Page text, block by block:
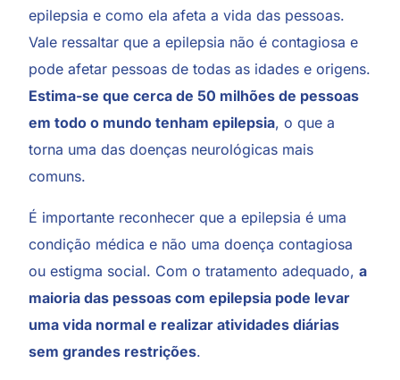
epilepsia e como ela afeta a vida das pessoas.
Vale ressaltar que a epilepsia não é contagiosa e
pode afetar pessoas de todas as idades e origens.
Estima-se que cerca de 50 milhões de pessoas
em todo o mundo tenham epilepsia, o que a
torna uma das doenças neurológicas mais
comuns.
É importante reconhecer que a epilepsia é uma
condição médica e não uma doença contagiosa
ou estigma social. Com o tratamento adequado,a
maioria das pessoas com epilepsia pode levar
uma vida normal e realizar atividades diárias
sem grandes restrições.